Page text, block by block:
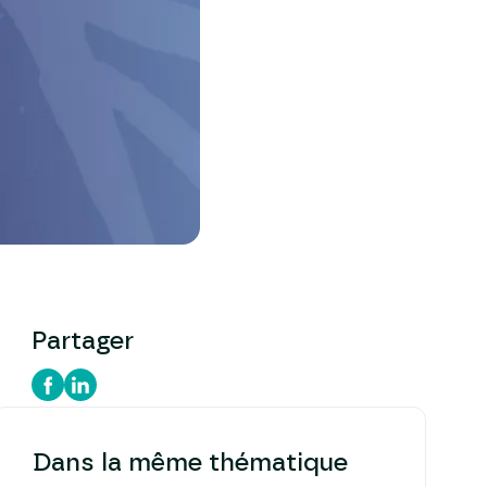
Partager
Dans la même thématique